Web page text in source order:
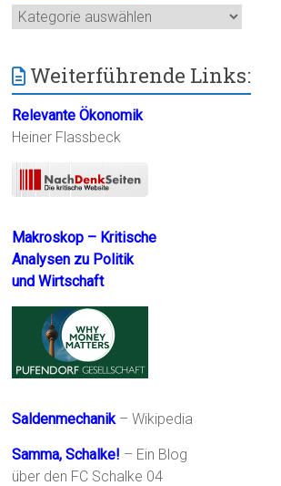
Kategorien
Weiterführende Links:
Relevante Ökonomik
Heiner Flassbeck
Makroskop – Kritische
Analysen zu Politik
und Wirtschaft
Saldenmechanik– Wikipedia
Samma, Schalke! – Ein Blog
über den FC Schalke 04